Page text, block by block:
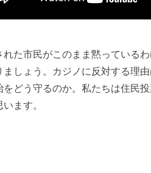
れた市民がこのまま黙っている
ましょう。カジノに反対する理
をどう守るのか。私たちは住民
います。